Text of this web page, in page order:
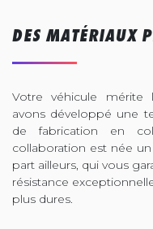
DES MATÉRIAUX
Votre véhicule mérite
avons développé une
de fabrication en
collaboration est née
part ailleurs, qui vous
résistance
plus dures.